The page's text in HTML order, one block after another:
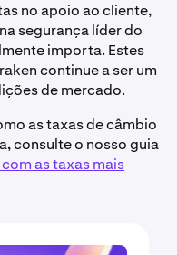
no apoio ao cliente,
segurança líder do
importa. Estes
continue a ser um
de mercado.
as taxas de câmbio
consulte o nosso guia
as taxas mais